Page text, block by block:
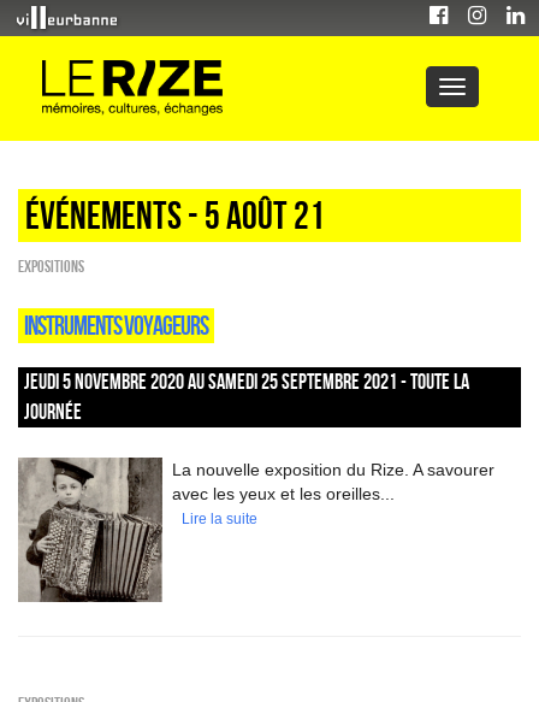
Événements - 5 Août 21
EXPOSITIONS
INSTRUMENTS VOYAGEURS
JEUDI 5 NOVEMBRE 2020 AU SAMEDI 25 SEPTEMBRE 2021 - TOUTE LA
JOURNÉE
La nouvelle exposition du Rize. A savourer
avec les yeux et les oreilles...
Lire la suite